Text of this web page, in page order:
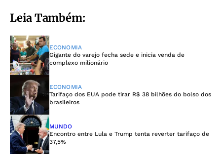
Leia Também:
ECONOMIA
Gigante do varejo fecha sede e inicia venda de
complexo milionário
ECONOMIA
Tarifaço dos EUA pode tirar R$ 38 bilhões do bolso dos
brasileiros
MUNDO
Encontro entre Lula e Trump tenta reverter tarifaço de
37,5%